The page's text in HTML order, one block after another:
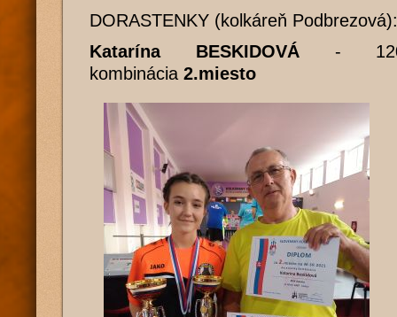
DORASTENKY (kolkáreň Podbrezová):
Katarína BESKIDOVÁ-
kombinácia 2.miesto